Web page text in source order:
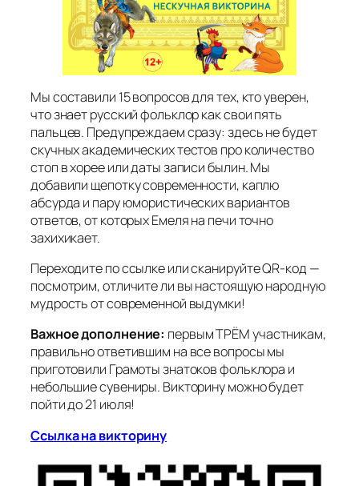
Мы составили 15 вопросов для тех, кто уверен,
что знает русский фольклор как свои пять
пальцев. Предупреждаем сразу: здесь не будет
скучных академических тестов про количество
стоп в хорее или даты записи былин. Мы
добавили щепотку современности, каплю
абсурда и пару юмористических вариантов
ответов, от которых Емеля на печи точно
захихикает.
Переходите по ссылке или сканируйте QR-код —
посмотрим, отличите ли вы настоящую народную
мудрость от современной выдумки!
Важное дополнение: первым ТРЁМ участникам,
правильно ответившим на все вопросы мы
приготовили Грамоты знатоков фольклора и
небольшие сувениры. Викторину можно будет
пойти до 21 июля!
Ссылка на викторину